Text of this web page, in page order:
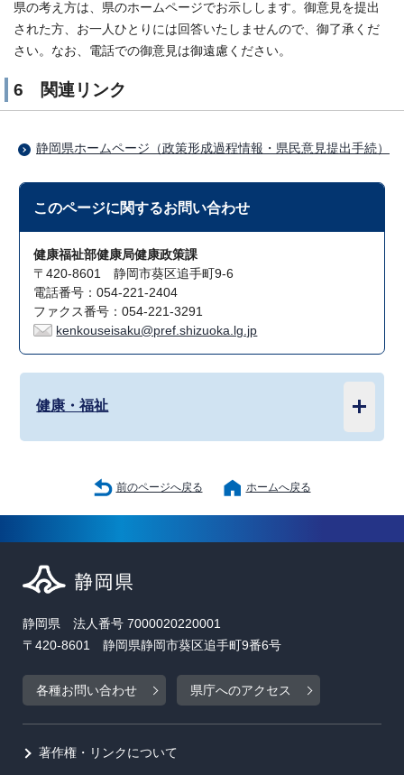
県の考え方は、県のホームページでお示しします。御意見を提出
された方、お一人ひとりには回答いたしませんので、御了承くだ
さい。なお、電話での御意見は御遠慮ください。
6 関連リンク
静岡県ホームページ（政策形成過程情報・県民意見提出手続）
このページに関するお問い合わせ
健康福祉部健康局健康政策課
〒420-8601 静岡市葵区追手町9-6
電話番号：054-221-2404
ファクス番号：054-221-3291
kenkouseisaku@pref.shizuoka.lg.jp
健康・福祉
前のページへ戻る ホームへ戻る
静岡県 法人番号 7000020220001
〒420-8601 静岡県静岡市葵区追手町9番6号
各種お問い合わせ 県庁へのアクセス
著作権・リンクについて